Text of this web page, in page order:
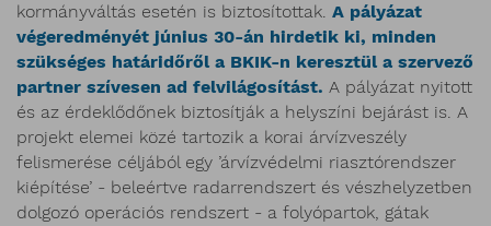
kormányváltás esetén is biztosítottak. A pályázat
végeredményét június 30-án hirdetik ki, minden
szükséges határidőről a BKIK-n keresztül a szervező
partner szívesen ad felvilágosítást. A pályázat nyitott
és az érdeklődőnek biztosítják a helyszíni bejárást is. A
projekt elemei közé tartozik a korai árvízveszély
felismerése céljából egy ’árvízvédelmi riasztórendszer
kiépítése’ - beleértve radarrendszert és vészhelyzetben
dolgozó operációs rendszert - a folyópartok, gátak